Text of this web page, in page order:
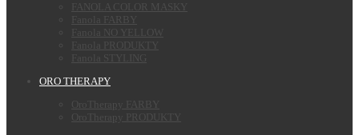
FANOLA COLOR MASKY
Fanola FARBY
Fanola NO YELLOW
Fanola PRODUKTY
Fanola STYLING
ORO THERAPY
OroTherapy FARBY
OroTherapy PRODUKTY